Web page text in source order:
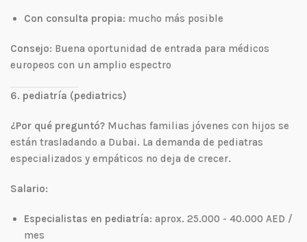
Con consulta propia: mucho más posible
Consejo: Buena oportunidad de entrada para médicos
europeos con un amplio espectro
6. pediatría (pediatrics)
¿Por qué preguntó? Muchas familias jóvenes con hijos se
están trasladando a Dubai. La demanda de pediatras
especializados y empáticos no deja de crecer.
Salario:
Especialistas en pediatría: aprox. 25.000 - 40.000 AED /
mes